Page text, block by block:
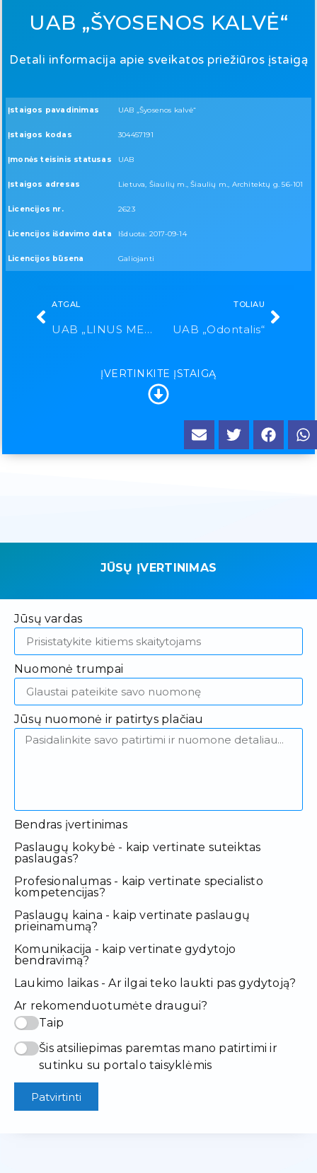
UAB „ŠYOSENOS KALVĖ“
Detali informacija apie sveikatos priežiūros įstaigą
Įstaigos pavadinimas UAB „Šyosenos kalvė“
Įstaigos kodas 304457191
Įmonės teisinis statusas UAB
Įstaigos adresas Lietuva, Šiaulių m., Šiaulių m., Architektų g. 56-101
Licencijos nr. 2623
Licencijos išdavimo data Išduota: 2017-09-14
Licencijos būsena Galiojanti
ATGAL
UAB „LINUS MEDICAL”
TOLIAU
UAB „Odontalis“
ĮVERTINKITE ĮSTAIGĄ
JŪSŲ ĮVERTINIMAS
Jūsų vardas
Nuomonė trumpai
Jūsų nuomonė ir patirtys plačiau
Bendras įvertinimas
Paslaugų kokybė - kaip vertinate suteiktas
paslaugas?
Profesionalumas - kaip vertinate specialisto
kompetencijas?
Paslaugų kaina - kaip vertinate paslaugų
prieinamumą?
Komunikacija - kaip vertinate gydytojo
bendravimą?
Laukimo laikas - Ar ilgai teko laukti pas gydytoją?
Ar rekomenduotumėte draugui?
Taip
Šis atsiliepimas paremtas mano patirtimi ir
sutinku su portalo taisyklėmis
Patvirtinti